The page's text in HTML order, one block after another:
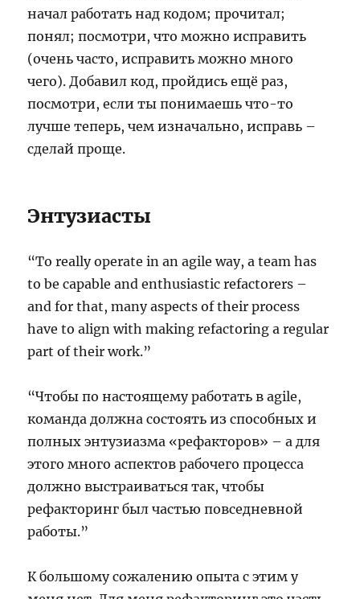
начал работать над кодом; прочитал;
понял; посмотри, что можно исправить
(очень часто, исправить можно много
чего). Добавил код, пройдись ещё раз,
посмотри, если ты понимаешь что-то
лучше теперь, чем изначально, исправь –
сделай проще.
Энтузиасты
“To really operate in an agile way, a team has
to be capable and enthusiastic refactorers –
and for that, many aspects of their process
have to align with making refactoring a regular
part of their work.”
“Чтобы по настоящему работать в agile,
команда должна состоять из способных и
полных энтузиазма «рефакторов» – а для
этого много аспектов рабочего процесса
должно выстраиваться так, чтобы
рефакторинг был частью повседневной
работы.”
К большому сожалению опыта с этим у